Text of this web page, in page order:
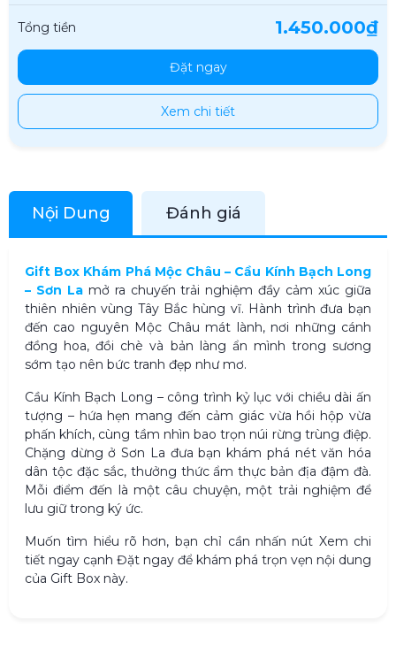
Tổng tiền 1.450.000₫
Đặt ngay
Xem chi tiết
Nội Dung Đánh giá
Gift Box Khám Phá Mộc Châu – Cầu Kính Bạch Long
– Sơn Lamở ra chuyến trải nghiệm đầy cảm xúc giữa
thiên nhiên vùng Tây Bắc hùng vĩ. Hành trình đưa bạn
đến cao nguyên Mộc Châu mát lành, nơi những cánh
đồng hoa, đồi chè và bản làng ẩn mình trong sương
sớm tạo nên bức tranh đẹp như mơ.
Cầu Kính Bạch Long – công trình kỷ lục với chiều dài ấn
tượng – hứa hẹn mang đến cảm giác vừa hồi hộp vừa
phấn khích, cùng tầm nhìn bao trọn núi rừng trùng điệp.
Chặng dừng ở Sơn La đưa bạn khám phá nét văn hóa
dân tộc đặc sắc, thưởng thức ẩm thực bản địa đậm đà.
Mỗi điểm đến là một câu chuyện, một trải nghiệm để
lưu giữ trong ký ức.
Muốn tìm hiểu rõ hơn, bạn chỉ cần nhấn nút Xem chi
tiết ngay cạnh Đặt ngay để khám phá trọn vẹn nội dung
của Gift Box này.